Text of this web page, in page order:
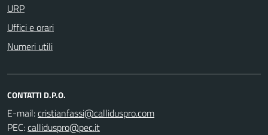
URP
Uffici e orari
Numeri utili
CONTATTI D.P.O.
E-mail:
PEC: